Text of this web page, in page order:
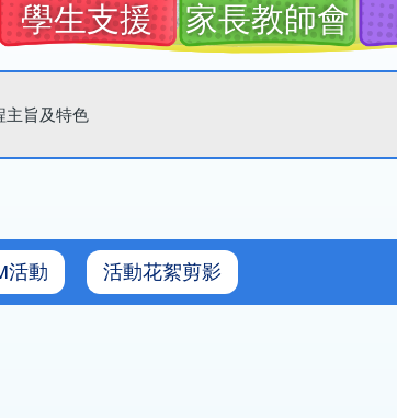
學生支援 家長教師會
主旨及特色
活動 活動花絮剪影